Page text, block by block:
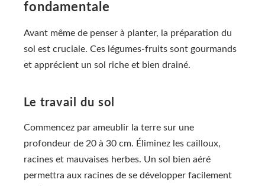
fondamentale
Avant même de penser à planter, la préparation du
sol est cruciale. Ces légumes-fruits sont gourmands
et apprécient un sol riche et bien drainé.
Le travail du sol
Commencez par ameublir la terre sur une
profondeur de 20 à 30 cm. Éliminez les cailloux,
racines et mauvaises herbes. Un sol bien aéré
permettra aux racines de se développer facilement